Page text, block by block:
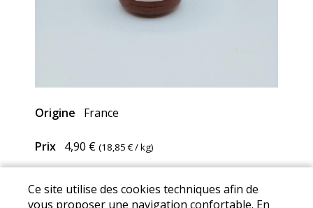
Origine France
Prix 4,90 € (18,85 €/ kg)
Mentions LégalesIConditions Générales de Ventes
Ce site utilise des cookies techniques afin de
vous proposer une navigation confortable. En